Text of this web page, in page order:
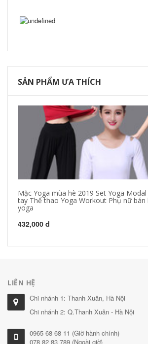
SẢN PHẨM ƯA THÍCH
Mặc Yoga mùa hè 2019 Set Yoga
tay Thể thao Yoga Workout Phụ nữ bán
yoga
432,000 đ
LIÊN HỆ
Chi nhánh 1: Thanh Xuân, Hà Nội
Chi nhánh 2: Q.Thanh Xuân - Hà Nội
0965 68 68 11 (Giờ hành chính)
078 82 83 789 (Ngoài giờ)